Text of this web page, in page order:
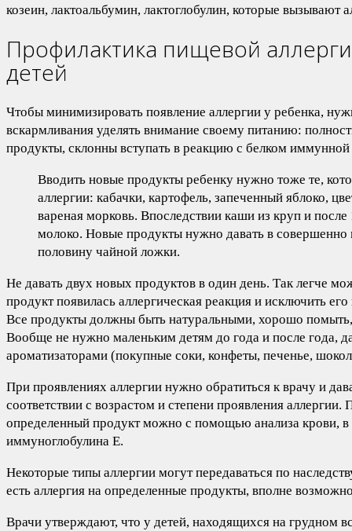
козеин, лактоальбумин, лактоглобулин, которые вызывают
Профилактика пищевой
детей
Чтобы минимизировать появление аллергии у ребенка,
вскармливания уделять внимание своему питанию:
продукты, склонны вступать в реакцию с белком
Вводить новые продукты ребенку нужно тоже те,
аллергии: кабачки, картофель, запеченный яблоко,
вареная морковь. Впоследствии каши из круп и
молоко. Новые продукты нужно давать в совершенно
половину чайной ложки.
Не давать двух новых продуктов в один день. Так легче
продукт появилась аллергическая реакция и исключить
Все продукты должны быть натуральными, хорошо
Вообще не нужно маленьким детям до года и после года,
ароматизаторами (покупные соки, конфеты, печенье,
При проявлениях аллергии нужно обратиться к врачу и
соответствии с возрастом и степени проявления аллергии.
определенный продукт можно с помощью анализа крови, в
иммуноглобулина Е.
Некоторые типы аллергии могут передаваться по
есть аллергия на определенные продукты, вполне
Врачи утверждают, что у детей, находящихся на грудном